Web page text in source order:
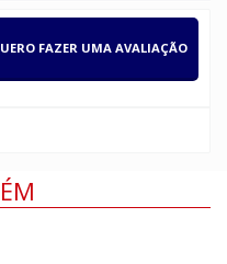
FAZER UMA AVALIAÇÃO